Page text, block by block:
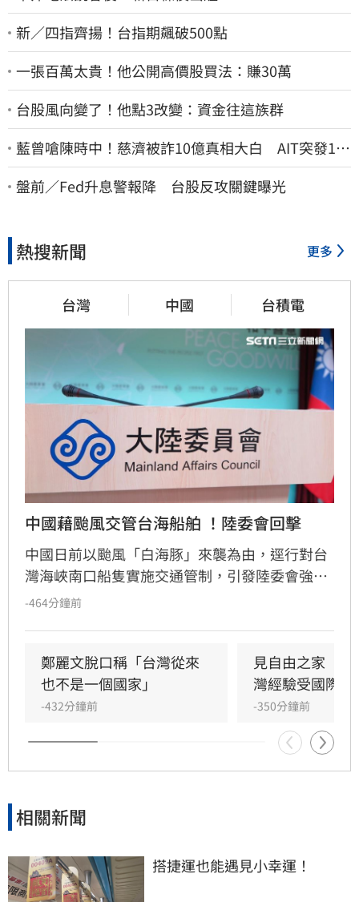
新／四指齊揚！台指期飆破500點
一張百萬太貴！他公開高價股買法：賺30萬
台股風向變了！他點3改變：資金往這族群
藍曾嗆陳時中！慈濟被詐10億真相大白 AIT突發1文
酸爆…他笑：真的很會
盤前／Fed升息警報降 台股反攻關鍵曝光
熱搜新聞 更多
台灣 中國 台積電
中國藉颱風交管台海船舶 ！陸委會回擊
中國日前以颱風「白海豚」來襲為由，逕行對台
灣海峽南口船隻實施交通管制，引發陸委會強烈
反彈。陸委會批評中方聲明粗暴且漠視國際法，
-464分鐘前
鄭麗文脫口稱「台灣從來
也不是一個國家」
-432分鐘前
見自由之家　
灣經驗受國際重
-350分鐘前
相關新聞
搭捷運也能遇見小幸運！